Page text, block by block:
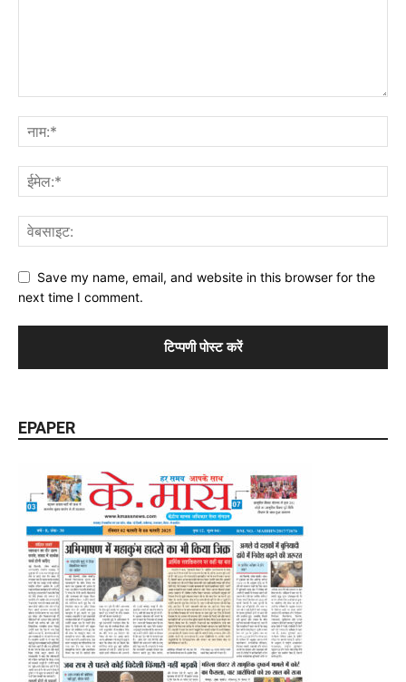
Save my name, email, and website in this browser for the
next time I comment.
EPAPER